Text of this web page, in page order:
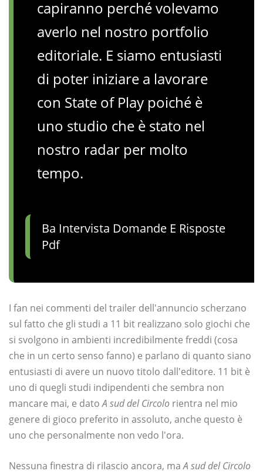
capiranno perché volevamo
averlo nel nostro portfolio
editoriale. E siamo entusiasti
di poter iniziare a lavorare
con State of Play poiché è
uno studio che è stato nel
nostro radar per molto
tempo.
Ba Intervista Domande E Risposte
Pdf
I fan nei commenti del trailer dell'annuncio scherzano
sul fatto che gli studi a 11 bit realizzano solo giochi che
si svolgono in ambienti incredibilmente freddi (cosa
che in un certo senso fanno) e parlano di quanto siano
entusiasti di avere un nuovo titolo dall'editore. 11 bit è
uno di quegli studi indipendenti che sembra non
mancare mai, e datoA sud del Circolo rientra nel mio
genere di gioco preferito in assoluto, anche questo è
uno che personalmente non vedo l'ora.
Nessuna finestra di rilascio ancora, maA sud del Circolo